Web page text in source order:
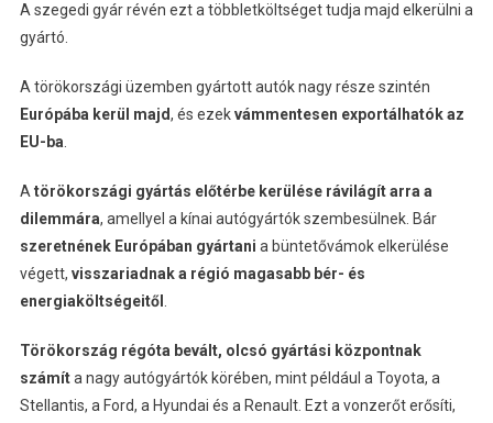
A szegedi gyár révén ezt a többletköltséget tudja majd elkerülni a
gyártó.
A törökországi üzemben gyártott autók nagy része szintén
Európába kerül majd, és ezekvámmentesen exportálhatók az
EU-ba.
Atörökországi gyártás előtérbe kerülése rávilágít arra a
dilemmára, amellyel a kínai autógyártók szembesülnek. Bár
szeretnének Európában gyártani a büntetővámok elkerülése
végett, visszariadnak a régió magasabb bér- és
energiaköltségeitől .
Törökország régóta bevált, olcsó gyártási központnak
számíta nagy autógyártók körében, mint például a Toyota, a
Stellantis, a Ford, a Hyundai és a Renault. Ezt a vonzerőt erősíti,